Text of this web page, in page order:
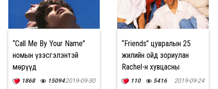
“Call Me By Your Name”
номын үзэсгэлэнтэй
мөрүүд
1868 150942019-09-30
“Friends” цувралын 25
жилийн ойд зориулан
Rachel-н хувцасны
шүүгээг дахин
110 5416 2019-09-24